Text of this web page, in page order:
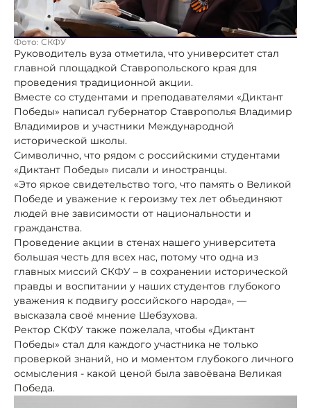
Фото: СКФУ
Руководитель вуза отметила, что университет стал
главной площадкой Ставропольского края для
проведения традиционной акции.
Вместе со студентами и преподавателями «Диктант
Победы» написал губернатор Ставрополья Владимир
Владимиров и участники Международной
исторической школы.
Символично, что рядом с российскими студентами
«Диктант Победы» писали и иностранцы.
«Это яркое свидетельство того, что память о Великой
Победе и уважение к героизму тех лет объединяют
людей вне зависимости от национальности и
гражданства.
Проведение акции в стенах нашего университета
большая честь для всех нас, потому что одна из
главных миссий СКФУ – в сохранении исторической
правды и воспитании у наших студентов глубокого
уважения к подвигу российского народа», —
высказала своё мнение Шебзухова.
Ректор СКФУ также пожелала, чтобы «Диктант
Победы» стал для каждого участника не только
проверкой знаний, но и моментом глубокого личного
осмысления - какой ценой была завоёвана Великая
Победа.